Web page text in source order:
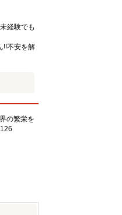
経験でも
!!不安を解
の繁栄を